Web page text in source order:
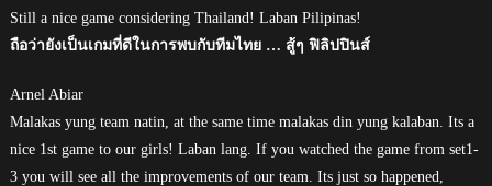
Still a nice game considering Thailand! Laban Pilipinas!
ถือว่ายังเป็นเกมที่ดีในการพบกับทีมไทย … สู้ๆ ฟิลิปปินส์
Arnel Abiar
Malakas yung team natin, at the same time malakas din yung kalaban. Its a
nice 1st game to our girls! Laban lang. If you watched the game from set1-
3 you will see all the improvements of our team. Its just so happened,